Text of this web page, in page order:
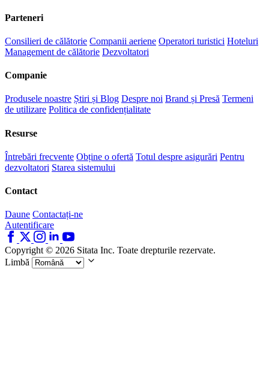
Parteneri
Consilieri de călătorie Companii aeriene Operatori turistici Hoteluri
Management de călătorie Dezvoltatori
Companie
Produsele noastre Știri și Blog Despre noi Brand și Presă Termeni
de utilizare Politica de confidențialitate
Resurse
Întrebări frecvente Obține o ofertă Totul despre asigurări Pentru
dezvoltatori Starea sistemului
Contact
Daune Contactați-ne
Autentificare
Copyright © 2026 Sitata Inc. Toate drepturile rezervate.
Limbă